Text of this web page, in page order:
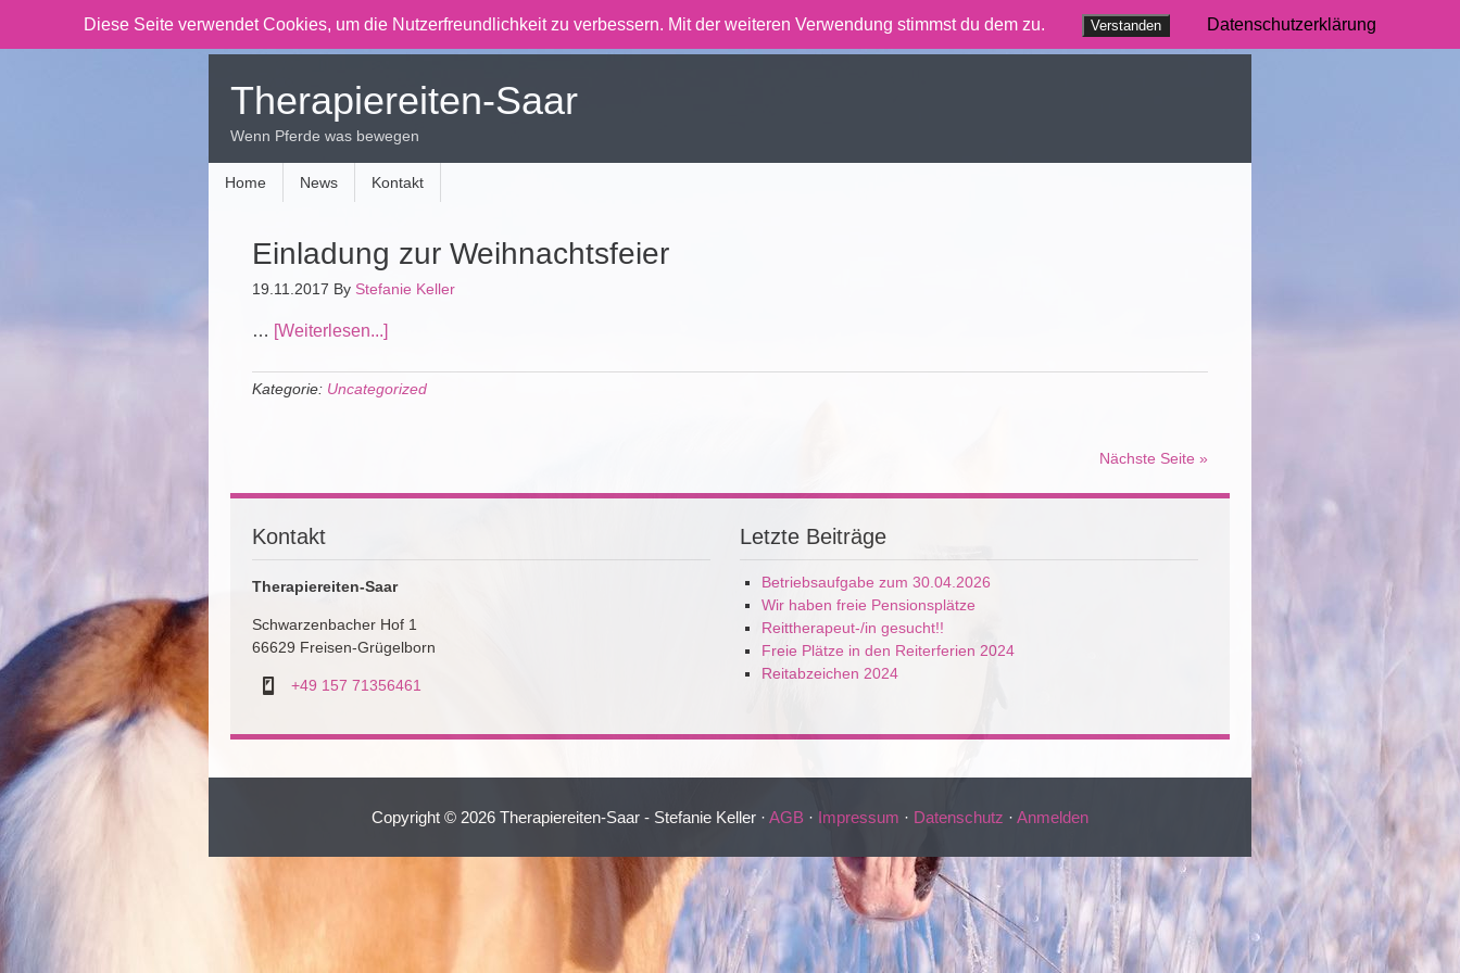
Therapiereiten-Saar
Wenn Pferde was bewegen
Home News Kontakt
Einladung zur Weihnachtsfeier
19.11.2017 By Stefanie Keller
… [Weiterlesen...]
Kategorie: Uncategorized
Nächste Seite »
Kontakt
Therapiereiten-Saar
Schwarzenbacher Hof 1
66629 Freisen-Grügelborn
+49 157 71356461
Letzte Beiträge
Betriebsaufgabe zum 30.04.2026
Wir haben freie Pensionsplätze
Reittherapeut-/in gesucht!!
Freie Plätze in den Reiterferien 2024
Reitabzeichen 2024
Copyright © 2026 Therapiereiten-Saar - Stefanie Keller · AGB · Impressum · Datenschutz · Anmelden
Diese Seite verwendet Cookies, um die Nutzerfreundlichkeit zu verbessern. Mit der weiteren Verwendung stimmst du dem zu. Verstanden Datenschutzerklärung